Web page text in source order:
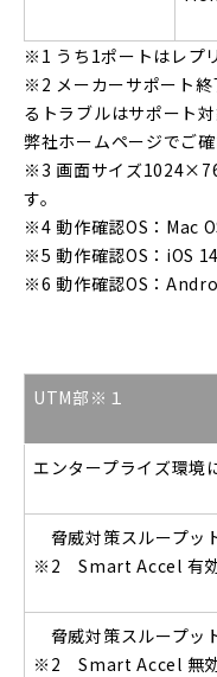
※1 うち1ポートはレプ
※2 メーカーサポート終
るトラブルはサポート
弊社ホームページでご確
※3 画面サイズ
す。
※4 動作確認OS：Mac
※5 動作確認OS：iOS 14
※6 動作確認OS：
UTM部 ※１
エンタープライズ環境
脅威対策スループッ
※2 Smart Accel 有
脅威対策スループッ
※2 Smart Accel 無